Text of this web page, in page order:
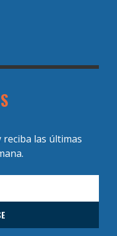
las últimas